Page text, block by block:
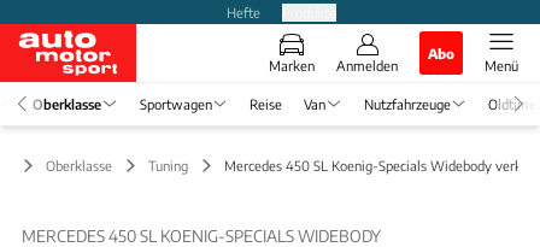
Hefte
Marken Anmelden
Abo
Menü
Oberklasse Sportwagen Reise Van Nutzfahrzeuge Oldtimer
Oberklasse Tuning Mercedes 450 SL Koenig-Specials Widebody
MERCEDES 450 SL KOENIG-SPECIALS WIDEBODY